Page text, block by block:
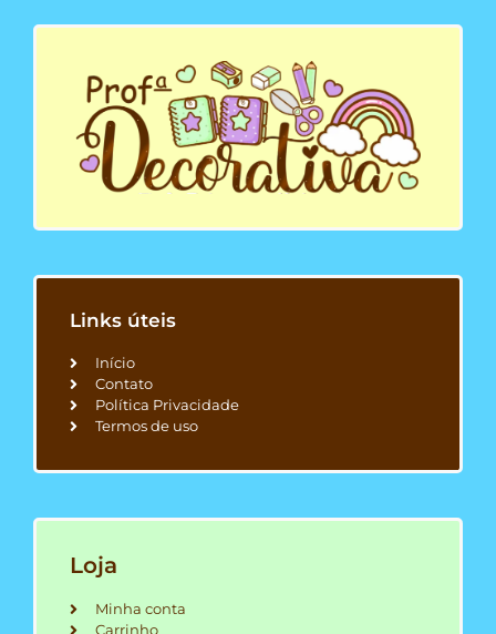
Links úteis
Início
Contato
Política Privacidade
Termos de uso
Loja
Minha conta
Carrinho